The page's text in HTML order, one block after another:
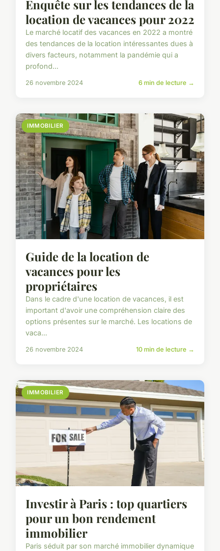
Enquête sur les tendances de la
location de vacances pour 2022
Le marché locatif des vacances en 2022 a montré
des tendances de la location intéressantes dues à
divers facteurs, notamment la pandémie qui a
profond...
26 novembre 2024 6 min de lecture →
IMMOBILIER
Guide de la location de
vacances pour les
propriétaires
Dans le cadre d'une location de vacances, il est
important d'avoir une compréhension claire des
options présentes sur le marché. Les locations de
vaca...
26 novembre 2024 10 min de lecture →
IMMOBILIER
Investir à Paris : top quartiers
pour un bon rendement
immobilier
Paris séduit par son marché immobilier dynamique